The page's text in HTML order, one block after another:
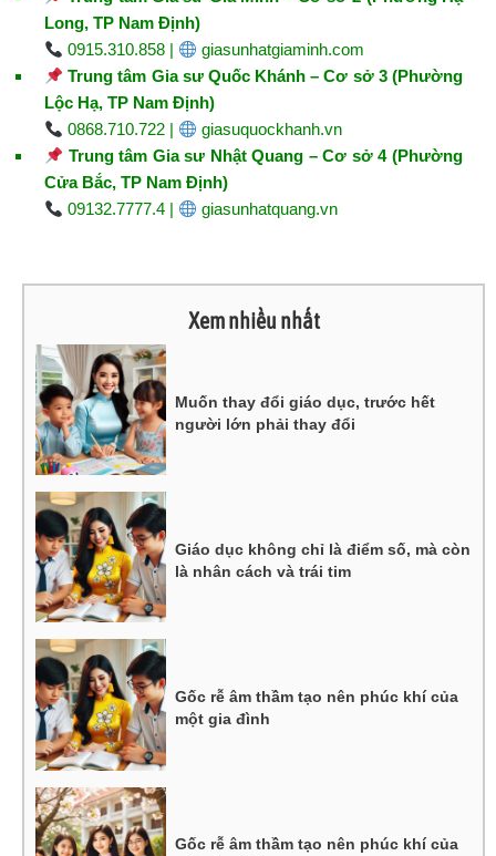
Long, TP Nam Định)
0915.310.858 |
giasunhatgiaminh.com
Trung tâm Gia sư Quốc Khánh – Cơ sở 3 (Phường
Lộc Hạ, TP Nam Định)
0868.710.722 |
giasuquockhanh.vn
Trung tâm Gia sư Nhật Quang – Cơ sở 4 (Phường
Cửa Bắc, TP Nam Định)
09132.7777.4 |
giasunhatquang.vn
Xem nhiều nhất
Muốn thay đổi giáo dục, trước hết
người lớn phải thay đổi
Giáo dục không chỉ là điểm số, mà còn
là nhân cách và trái tim
Gốc rễ âm thầm tạo nên phúc khí của
một gia đình
Gốc rễ âm thầm tạo nên phúc khí của